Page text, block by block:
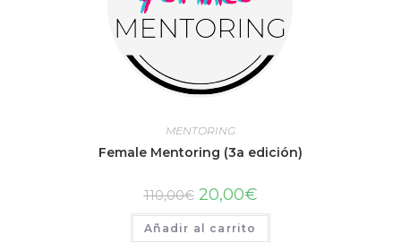
MENTORING
Female Mentoring (3a edición)
110,00€ 20,00€
Añadir al carrito